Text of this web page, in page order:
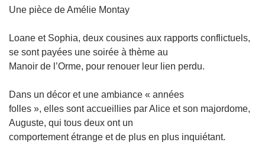
Une pièce de Amélie Montay
Loane et Sophia, deux cousines aux rapports conflictuels,
se sont payées une soirée à thème au
Manoir de l’Orme, pour renouer leur lien perdu.
Dans un décor et une ambiance « années
folles », elles sont accueillies par Alice et son majordome,
Auguste, qui tous deux ont un
comportement étrange et de plus en plus inquiétant.